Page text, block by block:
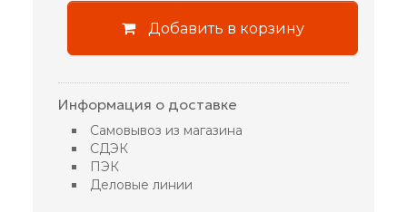
Добавить в корзину
Информация о доставке
Самовывоз из магазина
СДЭК
ПЭК
Деловые линии